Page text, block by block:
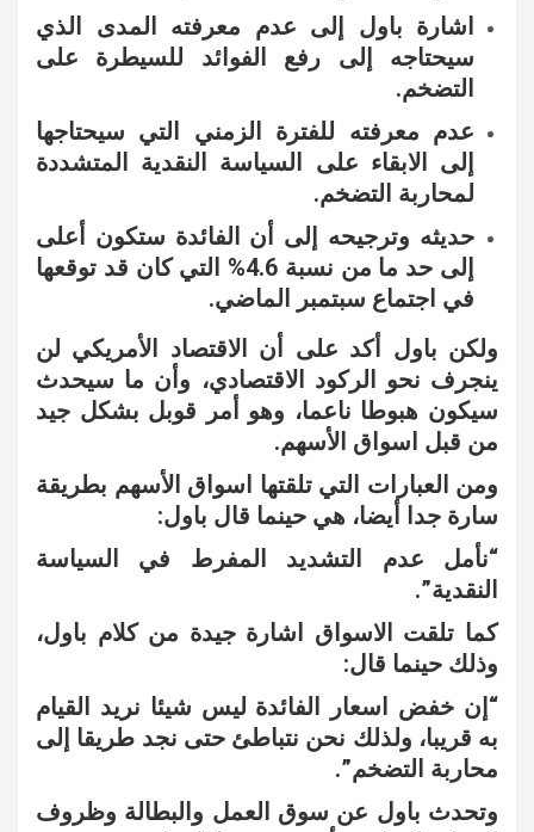
اشارة باول إلى عدم معرفته المدى الذي
سيحتاجه إلى رفع الفوائد للسيطرة على
التضخم.
عدم معرفته للفترة الزمني التي سيحتاجها
إلى الابقاء على السياسة النقدية المتشددة
لمحاربة التضخم.
حديثه وترجيحه إلى أن الفائدة ستكون أعلى
إلى حد ما من نسبة 4.6% التي كان قد توقعها
في اجتماع سبتمبر الماضي.
ولكن باول أكد على أن الاقتصاد الأمريكي لن
ينجرف نحو الركود الاقتصادي، وأن ما سيحدث
سيكون هبوطا ناعما، وهو أمر قوبل بشكل جيد
من قبل اسواق الأسهم.
ومن العبارات التي تلقتها اسواق الأسهم بطريقة
سارة جدا أيضا، هي حينما قال باول:
“نأمل عدم التشديد المفرط في السياسة
النقدية”.
كما تلقت الاسواق اشارة جيدة من كلام باول،
وذلك حينما قال:
“إن خفض اسعار الفائدة ليس شيئا نريد القيام
به قريبا، ولذلك نحن نتباطئ حتى نجد طريقا إلى
محاربة التضخم”.
وتحدث باول عن سوق العمل والبطالة وظروف